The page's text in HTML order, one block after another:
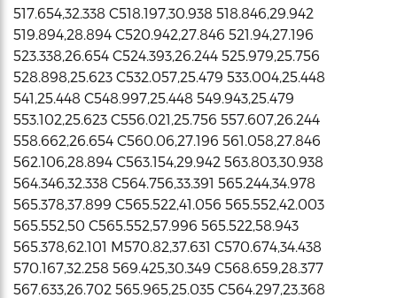
517.654,32.338 C518.197,30.938 518.846,29.942
519.894,28.894 C520.942,27.846 521.94,27.196
523.338,26.654 C524.393,26.244 525.979,25.756
528.898,25.623 C532.057,25.479 533.004,25.448
541,25.448 C548.997,25.448 549.943,25.479
553.102,25.623 C556.021,25.756 557.607,26.244
558.662,26.654 C560.06,27.196 561.058,27.846
562.106,28.894 C563.154,29.942 563.803,30.938
564.346,32.338 C564.756,33.391 565.244,34.978
565.378,37.899 C565.522,41.056 565.552,42.003
565.552,50 C565.552,57.996 565.522,58.943
565.378,62.101 M570.82,37.631 C570.674,34.438
570.167,32.258 569.425,30.349 C568.659,28.377
567.633,26.702 565.965,25.035 C564.297,23.368